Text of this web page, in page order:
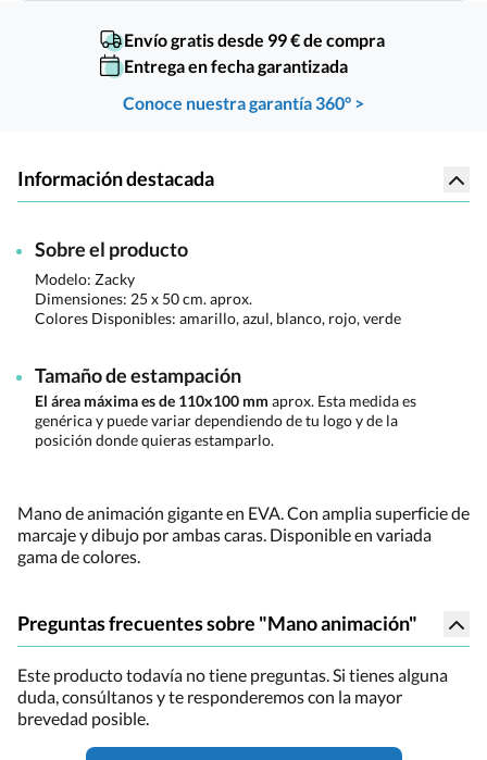
Envío gratis desde 99 € de compra
Entrega en fecha garantizada
Conoce nuestra garantía 360° >
Información destacada
Sobre el producto
Modelo: Zacky
Dimensiones: 25 x 50 cm. aprox.
Colores Disponibles: amarillo, azul, blanco, rojo, verde
Tamaño de estampación
El área máxima es de 110x100 mm aprox. Esta medida es
genérica y puede variar dependiendo de tu logo y de la
posición donde quieras estamparlo.
Mano de animación gigante en EVA. Con amplia superficie de
marcaje y dibujo por ambas caras. Disponible en variada
gama de colores.
Preguntas frecuentes sobre "Mano animación"
Este producto todavía no tiene preguntas. Si tienes alguna
duda, consúltanos y te responderemos con la mayor
brevedad posible.